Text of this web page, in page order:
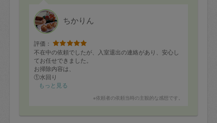
ちかりん
評価：
不在中の依頼でしたが、入室退出の連絡があり、安心し
てお任せできました。
お掃除内容は、
①水回り
②全体掃除機
お風呂は隅々まで綺麗です。気になっていた窓周りの砂
もっと見る
※依頼者の依頼当時の主観的な感想です。